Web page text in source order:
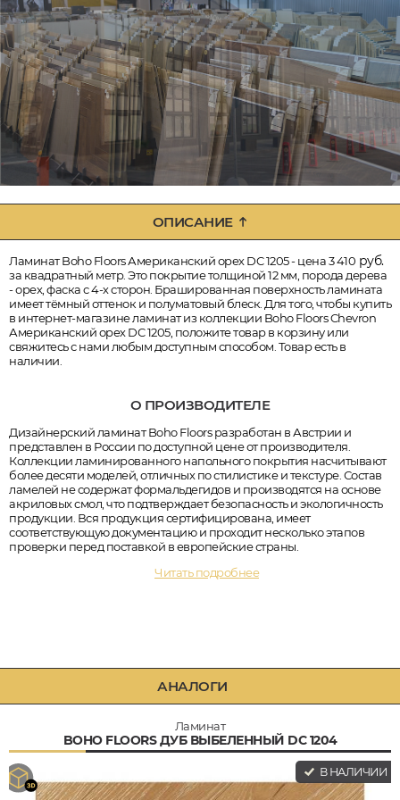
ОПИСАНИЕ
Ламинат Boho Floors Американский орех DC 1205 - цена 3 410 руб.
за квадратный метр. Это покрытие толщиной 12 мм, порода дерева
- орех, фаска с 4-х сторон. Брашированная поверхность ламината
имеет тёмный оттенок и полуматовый блеск. Для того, чтобы купить
в интернет-магазине ламинат из коллекции Boho Floors Chevron
Американский орех DC 1205, положите товар в корзину или
свяжитесь с нами любым доступным способом. Товар есть в
наличии.
О ПРОИЗВОДИТЕЛЕ
Дизайнерский ламинат Boho Floors разработан в Австрии и
представлен в России по доступной цене от производителя.
Коллекции ламинированного напольного покрытия насчитывают
более десяти моделей, отличных по стилистике и текстуре. Состав
ламелей не содержат формальдегидов и производятся на основе
акриловых смол, что подтверждает безопасность и экологичность
продукции. Вся продукция сертифицирована, имеет
соответствующую документацию и проходит несколько этапов
проверки перед поставкой в европейские страны.
Читать подробнее
АНАЛОГИ
Ламинат
BOHO FLOORS ДУБ ВЫБЕЛЕННЫЙ DC 1204
В НАЛИЧИИ